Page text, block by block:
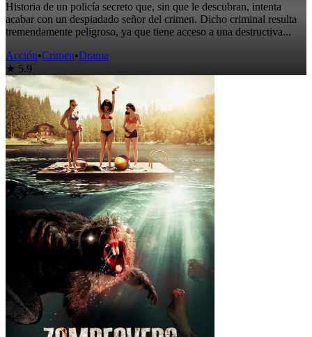
Historia de un policía secreto que, sin que le descubran, intenta
acabar con un despiadado señor del crimen. Dicho criminal resulta
tremendamente peligroso, ya que tiene acceso a una destructiva...
Acción•Crimen•Drama
★ 5.9